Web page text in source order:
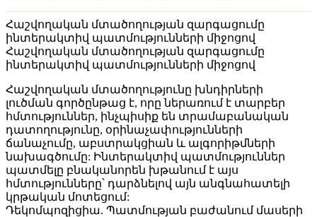
Հաշվողական մտածողության զարգացումը
ինտերակտիվ պատմությունների միջոցով
Հաշվողական մտածողության զարգացումը
ինտերակտիվ պատմությունների միջոցով
Հաշվողական մտածողությունը խնդիրների
լուծման գործընթաց է, որը ներառում է տարբեր
հմտություններ, ինչպիսիք են տրամաբանական
դատողությունը, օրինաչափությունների
ճանաչումը, աբստրակցիան և ալգորիթմների
նախագծումը: Ինտերակտիվ պատմություններ
պատմելը բնականորեն խթանում է այս
հմտությունները՝ դարձնելով այն անգնահատելի
կրթական մոտեցում:
Դեկոմպոզիցիա. Պատմության բաժանում մասերի